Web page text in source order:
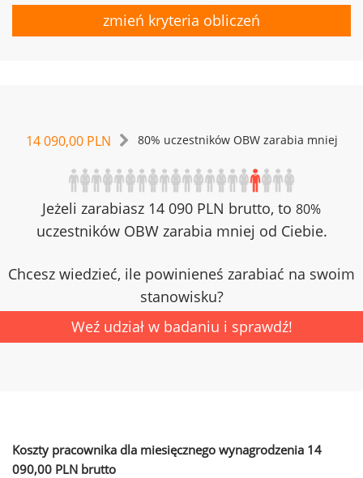
zmień kryteria obliczeń
14 090,00 PLN 80% uczestników OBW zarabia mniej
Jeżeli zarabiasz 14 090 PLN brutto, to 80%
uczestników OBW zarabia mniej od Ciebie.
Chcesz wiedzieć, ile powinieneś zarabiać na swoim
stanowisku?
Weź udział w badaniu i sprawdź!
Koszty pracownika dla miesięcznego wynagrodzenia 14
090,00 PLN brutto